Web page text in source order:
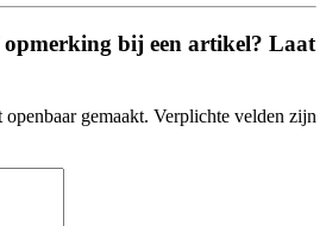
opmerking bij een artikel? Laat
gemaakt. Verplichte velden zijn